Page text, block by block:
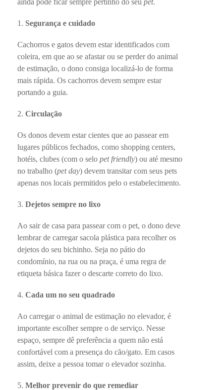
Segurança e cuidado
Cachorros e gatos devem estar identificados com
coleira, em que ao se afastar ou se perder do animal
de estimação, o dono consiga localizá-lo de forma
mais rápida. Os cachorros devem sempre estar
portando a guia.
Circulação
Os donos devem estar cientes que ao passear em
lugares públicos fechados, como shopping centers,
hotéis, clubes (com o selo pet friendly) ou até mesmo
no trabalho (pet day) devem transitar com seus pets
apenas nos locais permitidos pelo o estabelecimento.
Dejetos sempre no lixo
Ao sair de casa para passear com o pet, o dono deve
lembrar de carregar sacola plástica para recolher os
dejetos do seu bichinho. Seja no pátio do
condomínio, na rua ou na praça, é uma regra de
etiqueta básica fazer o descarte correto do lixo.
Cada um no seu quadrado
Ao carregar o animal de estimação no elevador, é
importante escolher sempre o de serviço. Nesse
espaço, sempre dê preferência a quem não está
confortável com a presença do cão/gato. Em casos
assim, deixe a pessoa tomar o elevador sozinha.
Melhor prevenir do que remediar